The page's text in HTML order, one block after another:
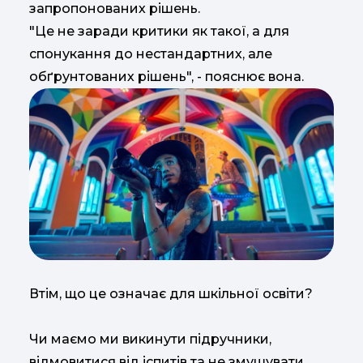
запропонованих рішень.
"Це не заради критики як такої, а для
спонукання до нестандартних, але
обґрунтованих рішень", - пояснює вона.
Втім, що це означає для шкільної освіти?
Чи маємо ми викинути підручники,